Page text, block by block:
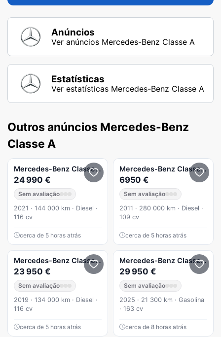
Anúncios
Ver anúncios Mercedes-Benz Classe A
Estatísticas
Ver estatísticas Mercedes-Benz Classe A
Outros anúncios Mercedes-Benz
Classe A
Mercedes-Benz Classe A A 180 Limousine d Progressive
24 990 €
Sem avaliação
2021 · 144 000 km · Diesel ·
116 cv
cerca de 5 horas atrás
Mercedes-Benz Classe A
6950 €
Sem avaliação
2011 · 280 000 km · Diesel ·
109 cv
cerca de 5 horas atrás
Mercedes-Benz Classe A A 180 d AMG Line Aut.
23 950 €
Sem avaliação
2019 · 134 000 km · Diesel ·
116 cv
cerca de 5 horas atrás
Mercedes-Benz Classe A
29 950 €
Sem avaliação
2025 · 21 300 km · Gasolina
· 163 cv
cerca de 8 horas atrás